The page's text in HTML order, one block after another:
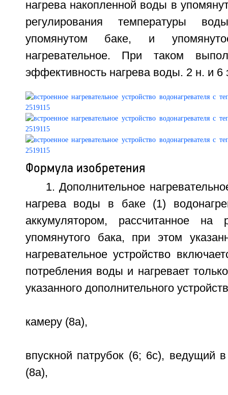
нагрева накопленной воды в
регулирования температуры
упомянутом баке, и
нагревательное. При таком
эффективность нагрева воды. 2 н. и
Формула изобретения
1. Дополнительное
нагрева воды в баке (1)
аккумулятором, рассчитанное на
упомянутого бака, при этом
нагревательное устройство
потребления воды и нагревает
указанного дополнительного
камеру (8а),
впускной патрубок (6; 6с), ведущий
(8а),